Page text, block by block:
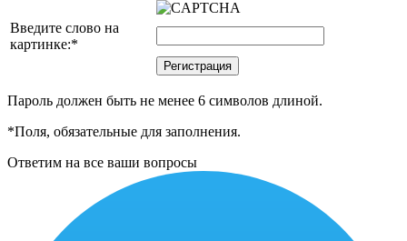
Введите слово на
картинке:*
Пароль должен быть не менее 6 символов длиной.
*Поля, обязательные для заполнения.
Ответим на все ваши вопросы